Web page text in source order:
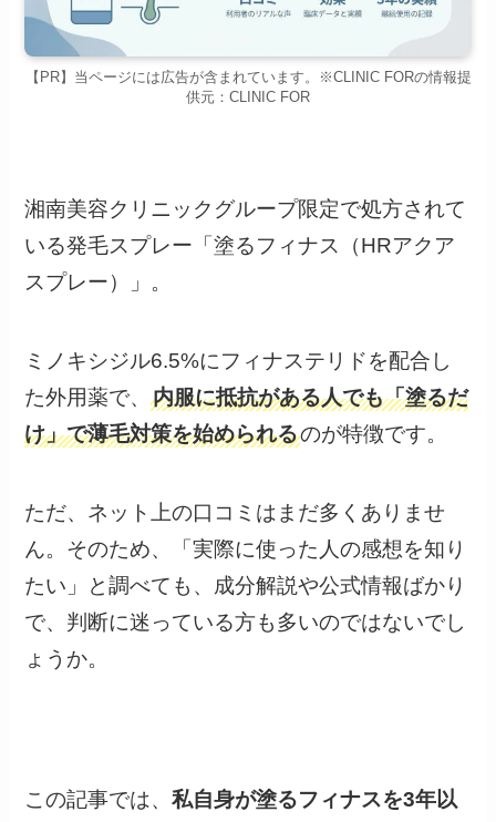
【PR】当ページには広告が含まれています。※CLINIC FORの情報提
供元：CLINIC FOR
湘南美容クリニックグループ限定で処方されて
いる発毛スプレー「塗るフィナス（HRアクア
スプレー）」。
ミノキシジル6.5%にフィナステリドを配合し
た外用薬で、内服に抵抗がある人でも「塗るだ
け」で薄毛対策を始められるのが特徴です。
ただ、ネット上の口コミはまだ多くありませ
ん。そのため、「実際に使った人の感想を知り
たい」と調べても、成分解説や公式情報ばかり
で、判断に迷っている方も多いのではないでし
ょうか。
この記事では、私自身が塗るフィナスを3年以